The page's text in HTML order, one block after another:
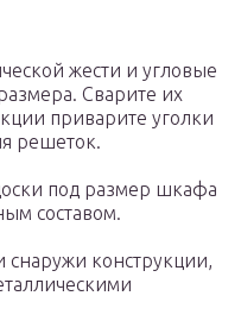
жести и угловые
Сварите их
приварите уголки
решеток.
под размер шкафа
составом.
снаружи конструкции,